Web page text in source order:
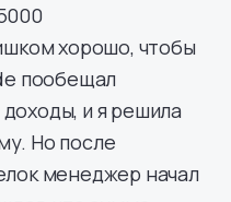
хорошо, чтобы
пообещал
и я решила
Но после
менеджер начал